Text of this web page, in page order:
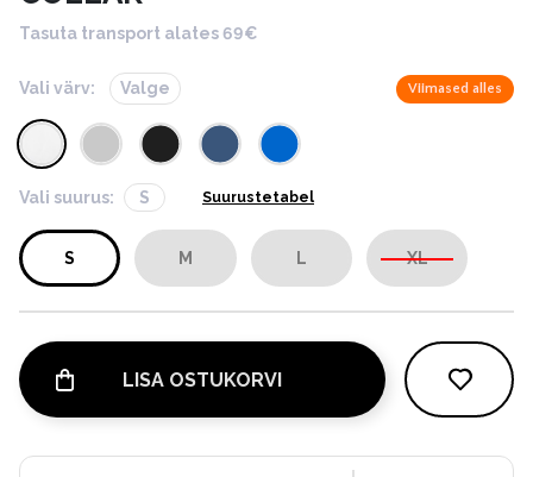
Tasuta transport alates 69€
Vali värv: Valge Viimased alles
Vali suurus: S Suurustetabel
S M L XL
LISA OSTUKORVI